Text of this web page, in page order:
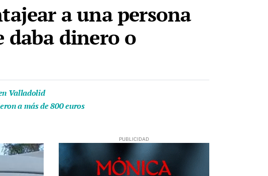
a una persona
dinero o
Valladolid
a más de 800 euros